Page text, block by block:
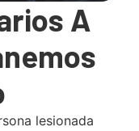
A
lesionada